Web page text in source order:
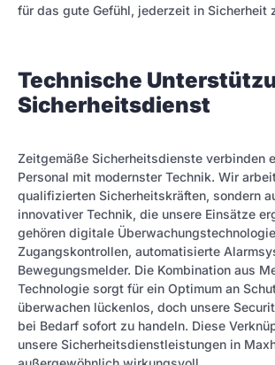
für das gute Gefühl, jederzeit in Sicherheit
Technische
Sicherheitsdienst
Zeitgemäße Sicherheitsdienste verbinden
Personal mit modernster Technik. Wir
qualifizierten Sicherheitskräften, sondern
innovativer Technik, die unsere Einsätze
gehören digitale
Zugangskontrollen, automatisierte
Bewegungsmelder. Die Kombination aus
Technologie sorgt für ein Optimum an
überwachen lückenlos, doch unsere
bei Bedarf sofort zu handeln. Diese
unsere Sicherheitsdienstleistungen in